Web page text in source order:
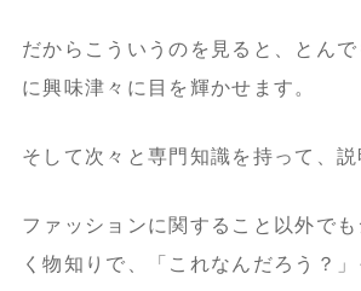
だからこういうのを見ると、とんで
に興味津々に目を輝かせます。
そして次々と専門知識を持って、説
ファッションに関すること以外で
く物知りで、「これなんだろう？